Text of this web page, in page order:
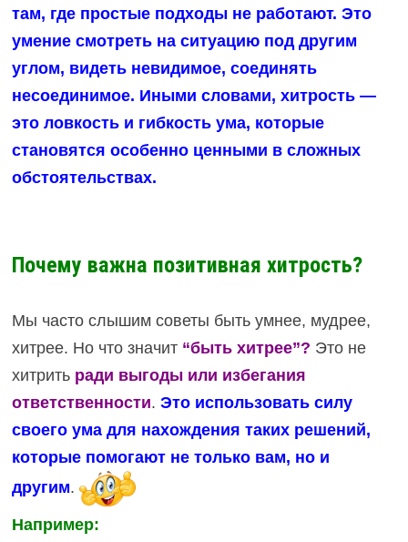
там, где простые подходы не работают. Это
умение смотреть на ситуацию под другим
углом, видеть невидимое, соединять
несоединимое. Иными словами, хитрость —
это ловкость и гибкость ума, которые
становятся особенно ценными в сложных
обстоятельствах.
Почему важна позитивная хитрость?
Мы часто слышим советы быть умнее, мудрее,
хитрее. Но что значит “быть хитрее”? Это не
хитрить ради выгоды или избегания
ответственности. Это использовать силу
своего ума для нахождения таких решений,
которые помогают не только вам, но и
другим.
Например: